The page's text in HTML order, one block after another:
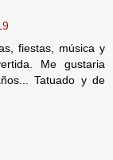
fiestas, música y
Me gustaria
Tatuado y de